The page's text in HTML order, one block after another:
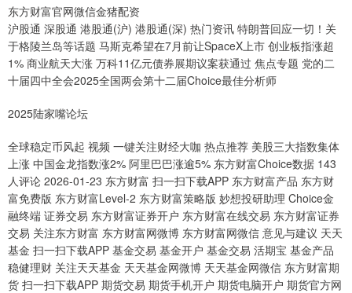
东方财富官网微信金猪配资
沪股通 深股通 港股通(沪) 港股通(深) 热门资讯 特朗普回应一切！关
于格陵兰岛等话题 马斯克希望在7月前让SpaceX上市 创业板指涨超
1% 商业航天大涨 万科11亿元债券展期议案获通过 焦点专题 党的二
十届四中全会2025全国两会第十二届Choice最佳分析师
2025陆家嘴论坛
全球稳定币风起 视频 一键关注财经大咖 热点推荐 美股三大指数集体
上涨 中国金龙指数涨2% 阿里巴巴涨逾5% 东方财富Choice数据 143
人评论 2026-01-23 东方财富 扫一扫下载APP 东方财富产品 东方财
富免费版 东方财富Level-2 东方财富策略版 妙想投研助理 Choice金
融终端 证券交易 东方财富证券开户 东方财富在线交易 东方财富证券
交易 关注东方财富 东方财富网微博 东方财富网微信 意见与建议 天天
基金 扫一扫下载APP 基金交易 基金开户 基金交易 活期宝 基金产品
稳健理财 关注天天基金 天天基金网微博 天天基金网微信 东方财富期
货 扫一扫下载APP 期货交易 期货手机开户 期货电脑开户 期货官方网